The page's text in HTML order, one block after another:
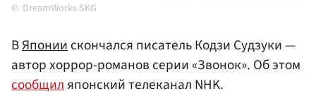
DreamWorks SKG
ВЯпониискончался писатель Кодзи Судзуки —
автор хоррор-романов серии «Звонок». Об этом
сообщиляпонский телеканал NHK.